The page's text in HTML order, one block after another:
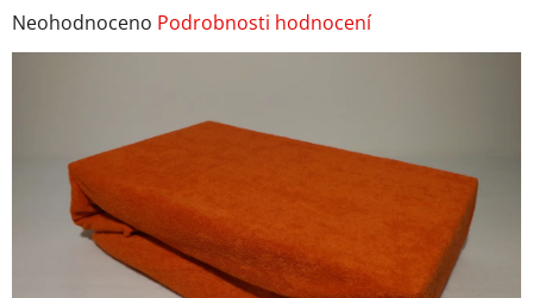
Průměrné
hodnocení
hvězdiček.
Neohodnoceno Podrobnosti hodnocení